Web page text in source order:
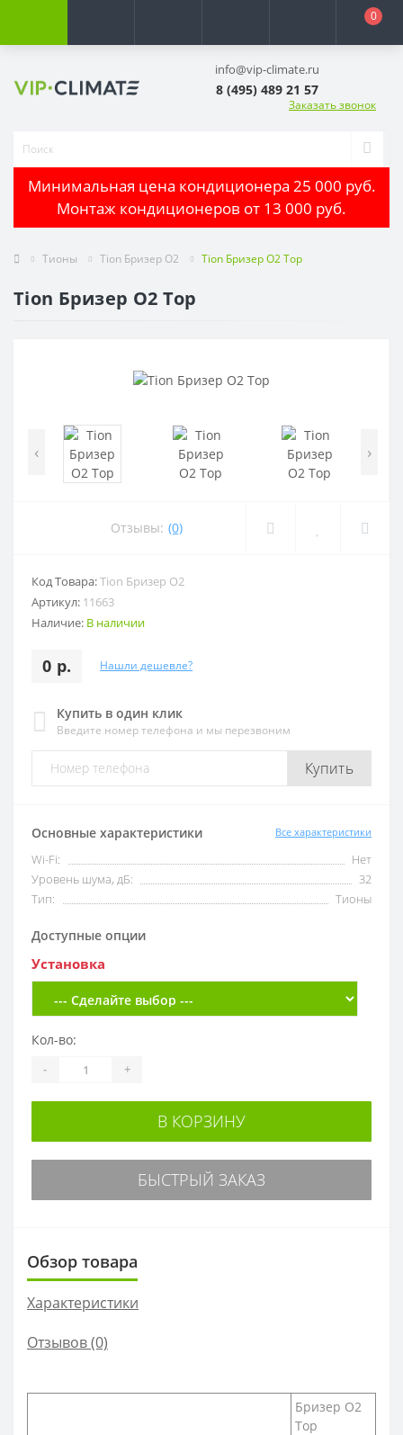
0
info@vip-climate.ru
8 (495) 489 21 57
Заказать звонок
Минимальная цена кондиционера 25 000 руб.
Монтаж кондиционеров от 13 000 руб.
Тионы Tion Бризер O2 Tion Бризер O2 Top
Tion Бризер O2 Top
‹ ›
Отзывы: (0)
Код Товара:Tion Бризер O2
Артикул: 11663
Наличие: В наличии
0 р. Нашли дешевле?
Купить в один клик
Введите номер телефона и мы перезвоним
Купить
Основные характеристики Все характеристики
Wi-Fi:
Нет
Уровень шума, дБ:
32
Тип:
Тионы
Доступные опции
Установка
Кол-во:
- +
В КОРЗИНУ
БЫСТРЫЙ ЗАКАЗ
Обзор товара
Характеристики
Отзывов (0)
Бризер O2
Top